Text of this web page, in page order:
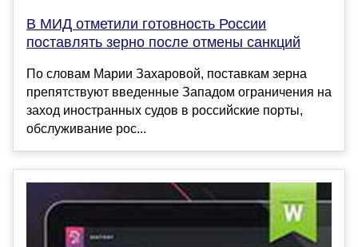
В МИД отметили готовность России
поставлять зерно после отмены санкций
По словам Марии Захаровой, поставкам зерна
препятствуют введенные Западом ограничения на
заход иностранных судов в российские порты,
обслуживание рос...